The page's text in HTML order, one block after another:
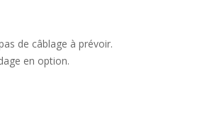
de câblage à prévoir.
en option.